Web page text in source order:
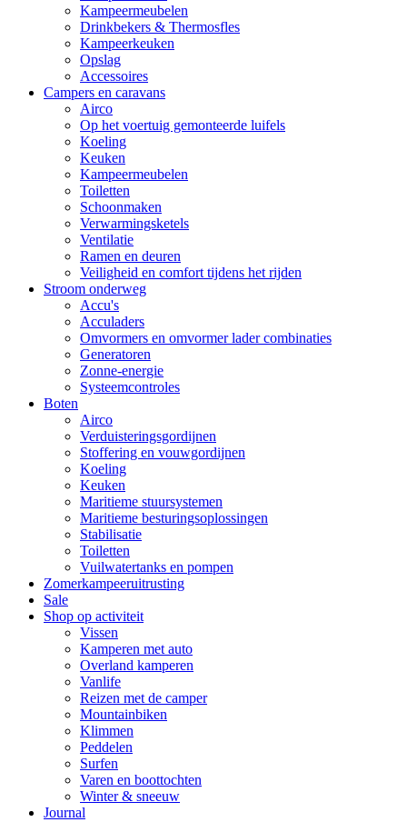
Kampeermeubelen
Drinkbekers & Thermosfles
Kampeerkeuken
Opslag
Accessoires
Campers en caravans
Airco
Op het voertuig gemonteerde luifels
Koeling
Keuken
Kampeermeubelen
Toiletten
Schoonmaken
Verwarmingsketels
Ventilatie
Ramen en deuren
Veiligheid en comfort tijdens het rijden
Stroom onderweg
Accu's
Acculaders
Omvormers en omvormer lader combinaties
Generatoren
Zonne-energie
Systeemcontroles
Boten
Airco
Verduisteringsgordijnen
Stoffering en vouwgordijnen
Koeling
Keuken
Maritieme stuursystemen
Maritieme besturingsoplossingen
Stabilisatie
Toiletten
Vuilwatertanks en pompen
Zomerkampeeruitrusting
Sale
Shop op activiteit
Vissen
Kamperen met auto
Overland kamperen
Vanlife
Reizen met de camper
Mountainbiken
Klimmen
Peddelen
Surfen
Varen en boottochten
Winter & sneeuw
Journal